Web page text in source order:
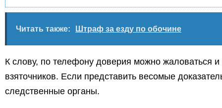
Читать также: Штраф за езду по обочине
К слову, по телефону доверия можно жаловаться и
взяточников. Если представить весомые
следственные органы.